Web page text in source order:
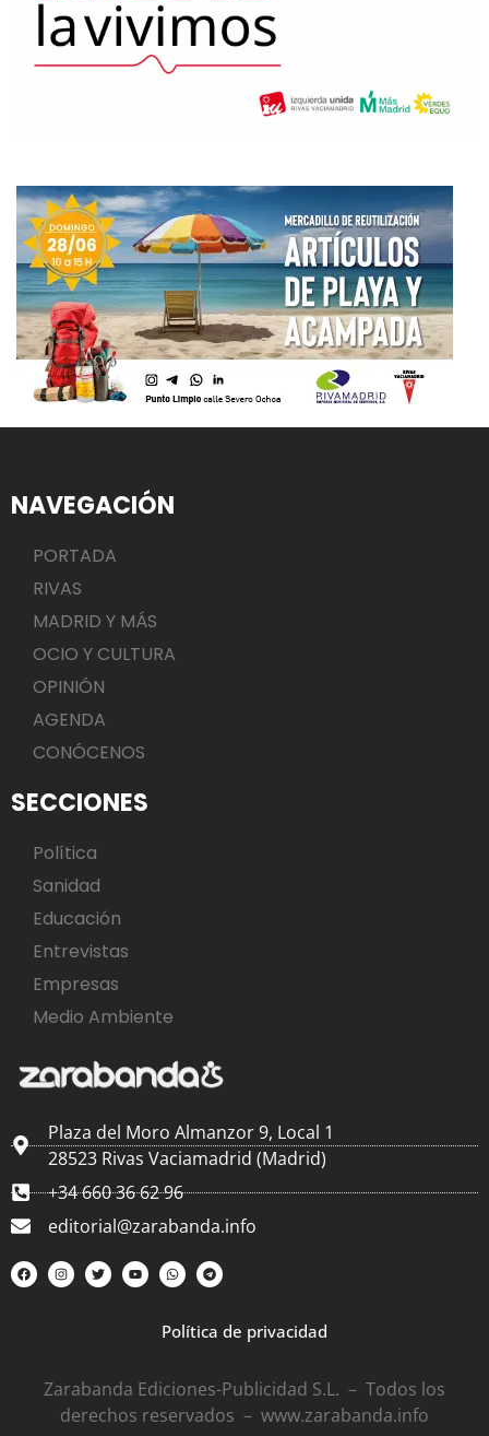
NAVEGACIÓN
PORTADA
RIVAS
MADRID Y MÁS
OCIO Y CULTURA
OPINIÓN
AGENDA
CONÓCENOS
SECCIONES
Política
Sanidad
Educación
Entrevistas
Empresas
Medio Ambiente
Plaza del Moro Almanzor 9, Local 1
28523 Rivas Vaciamadrid (Madrid)
+34 660 36 62 96
editorial@zarabanda.info
Política de privacidad
Zarabanda Ediciones-Publicidad S.L. – Todos los
derechos reservados – www.zarabanda.info